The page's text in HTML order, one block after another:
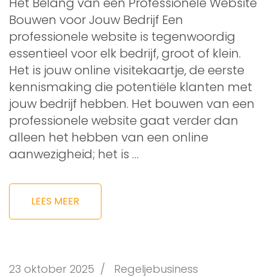
Bouwen voor Jouw Bedrijf Een
professionele website is tegenwoordig
essentieel voor elk bedrijf, groot of klein.
Het is jouw online visitekaartje, de eerste
kennismaking die potentiële klanten met
jouw bedrijf hebben. Het bouwen van een
professionele website gaat verder dan
alleen het hebben van een online
aanwezigheid; het is …
LEES MEER
23 oktober 2025 / Regeljebusiness